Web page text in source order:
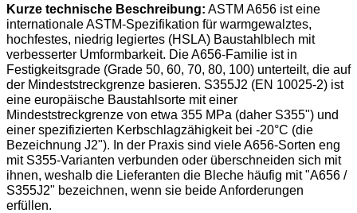
Kurze technische Beschreibung: ASTM A656 ist eine
internationale ASTM-Spezifikation für warmgewalztes,
hochfestes, niedrig legiertes (HSLA) Baustahlblech mit
verbesserter Umformbarkeit. Die A656-Familie ist in
Festigkeitsgrade (Grade 50, 60, 70, 80, 100) unterteilt, die auf
der Mindeststreckgrenze basieren. S355J2 (EN 10025-2) ist
eine europäische Baustahlsorte mit einer
Mindeststreckgrenze von etwa 355 MPa (daher S355") und
einer spezifizierten Kerbschlagzähigkeit bei -20°C (die
Bezeichnung J2"). In der Praxis sind viele A656-Sorten eng
mit S355-Varianten verbunden oder überschneiden sich mit
ihnen, weshalb die Lieferanten die Bleche häufig mit "A656 /
S355J2" bezeichnen, wenn sie beide Anforderungen
erfüllen.